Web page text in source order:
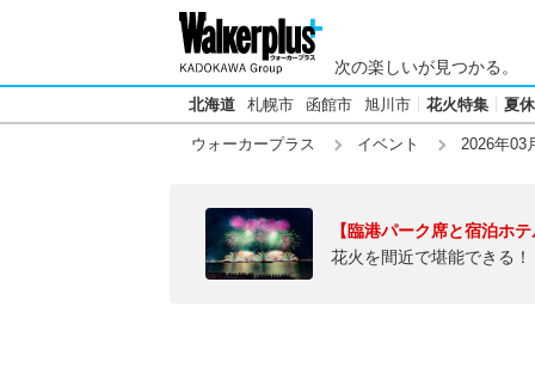
次の楽しいが見つかる。
北海道 札幌市 函館市 旭川市 花火特集 夏
ウォーカープラス イベント 2026年03
【臨港パーク席と宿泊ホ
花火を間近で堪能できる